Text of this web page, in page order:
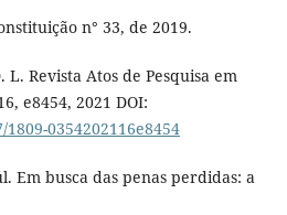
n° 33, de 2019.
L. Revista Atos de Pesquisa em
e8454, 2021 DOI:
0354202116e8454
Em busca das penas perdidas: a